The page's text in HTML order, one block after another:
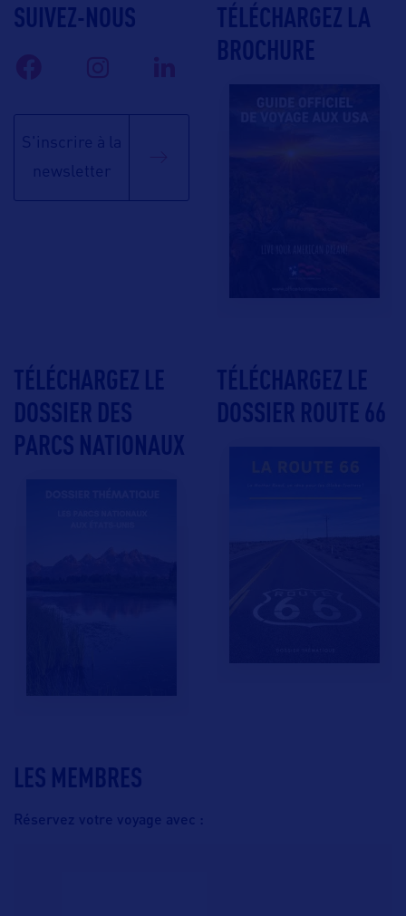
LES MEMBRES
Réservez votre voyage avec :
SUIVEZ-NOUS
S'inscrire à la
newsletter
TÉLÉCHARGEZ LA
BROCHURE
TÉLÉCHARGEZ LE
DOSSIER DES
PARCS NATIONAUX
TÉLÉCHARGEZ LE
DOSSIER ROUTE 66